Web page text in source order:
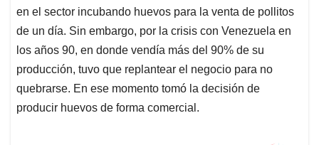
en el sector incubando huevos para la venta de pollitos
de un día. Sin embargo, por la crisis con Venezuela en
los años 90, en donde vendía más del 90% de su
producción, tuvo que replantear el negocio para no
quebrarse. En ese momento tomó la decisión de
producir huevos de forma comercial.